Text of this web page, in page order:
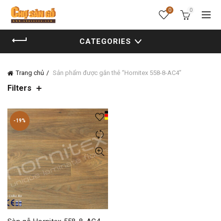
0 0
CATEGORIES
Trang chủ Sản phẩm được gắn thẻ “Hornitex 558-8-AC4”
Filters
-19%